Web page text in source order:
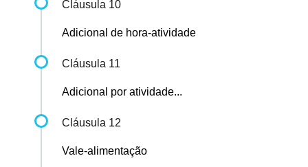
Cláusula 10
Adicional de hora-atividade
Cláusula 11
Adicional por atividade...
Cláusula 12
Vale-alimentação